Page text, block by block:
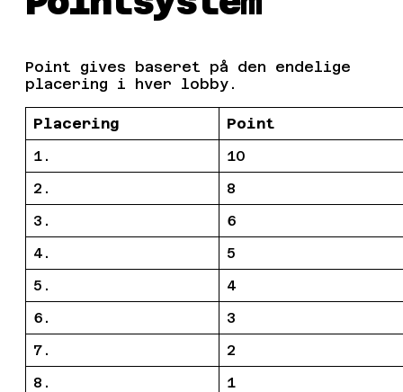
Point gives baseret på den endelige
placering i hver lobby.
Placering
Point
1.
10
2.
8
3.
6
4.
5
5.
4
6.
3
7.
2
8.
1